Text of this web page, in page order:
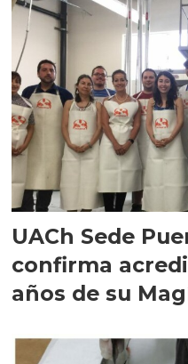
UACh Sede
confirma
años de su